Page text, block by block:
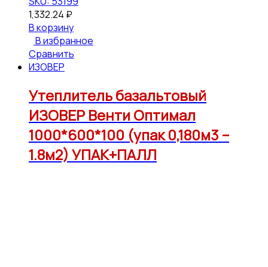
1,332.24 ₽
В корзину
В избранное
Сравнить
ИЗОВЕР
Утеплитель базальтовый
ИЗОВЕР Венти Оптимал
1000*600*100 (упак 0,180м3 –
1.8м2) УПАК+ПАЛЛ